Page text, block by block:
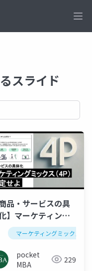
スライド
商品・サービスの具
】マーケティング
クス（4P）を策定
マーケティングミックス
pocket
MBA
229